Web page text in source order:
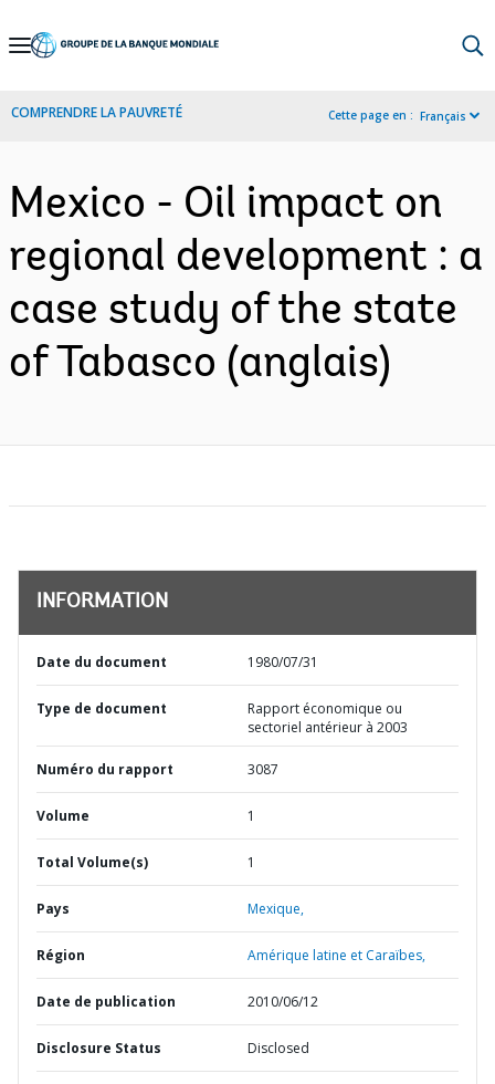
Skip
Navigation
COMPRENDRE LA PAUVRETÉ Cette page en : Français
Mexico - Oil impact on
regional development : a
case study of the state
of Tabasco (anglais)
INFORMATION
Date du document 1980/07/31
Type de document
Rapport économique ou
sectoriel antérieur à 2003
Numéro du rapport 3087
Volume 1
Total Volume(s) 1
Pays Mexique,
Région Amérique latine et Caraïbes,
Date de publication 2010/06/12
Disclosure Status Disclosed